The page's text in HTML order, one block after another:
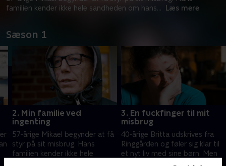
familien kender ikke hele sandheden om hans... Læs mere
Sæson 1
2. Min familie ved
ingenting
57-årige Mikael begynder at få
styr på sit misbrug. Hans
familien kender ikke hele
3. En fuckfinger til mit
misbrug
40-årige Britta udskrives fra
Ringgården og føler sig klar til
et nyt liv med sine børn. Men